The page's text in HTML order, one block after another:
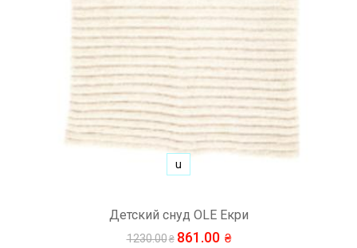
Детский снуд OLE Екри
1230.00 861.00
u